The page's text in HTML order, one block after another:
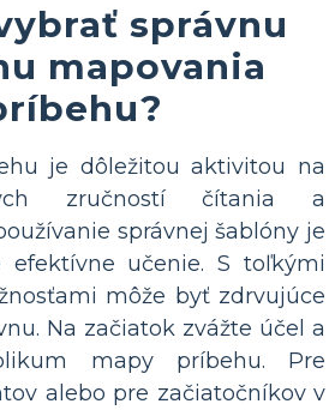
správnu
mapovania
je dôležitou aktivitou na
zručností čítania a
správnej šablóny je
efektívne učenie. S toľkými
môže byť zdrvujúce
Na začiatok zvážte účel a
mapy príbehu. Pre
alebo pre začiatočníkov v